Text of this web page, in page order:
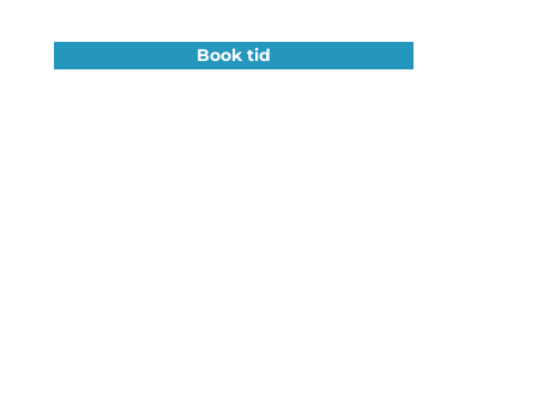
Book tid